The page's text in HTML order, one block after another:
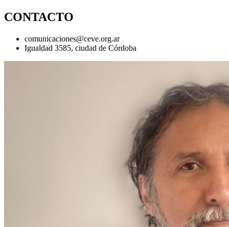
CONTACTO
comunicaciones@ceve.org.ar
Igualdad 3585, ciudad de Córdoba